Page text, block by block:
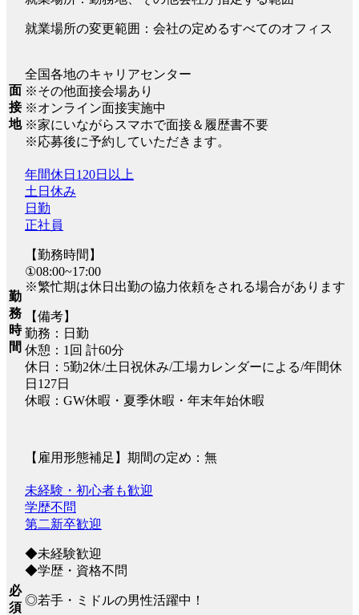
就業場所の変更範囲：会社の定めるすべてのオフィス
面
接
地
全国各地のキャリアセンター
※その他面接会場あり
※オンライン面接実施中
※家にいながらスマホで面接＆履歴書不要
※応募後に予約していただきます。
勤
務
時
間
年間休日120日以上
土日休み
日勤
正社員
【勤務時間】
①08:00~17:00
※繁忙期は休日出勤の協力依頼をされる場合があります
【備考】
勤務：日勤
休憩：1回 計60分
休日：5勤2休/土日祝休み/工場カレンダーによる/年間休
日127日
休暇：GW休暇・夏季休暇・年末年始休暇
【雇用形態補足】期間の定め：無
必
須
未経験・初心者も歓迎
学歴不問
第二新卒歓迎
◆未経験歓迎
◆学歴・資格不問
◎若手・ミドルの男性活躍中！